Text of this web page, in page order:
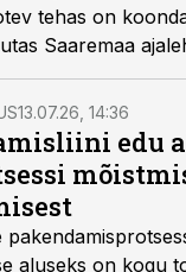
tehas on
22 inimesele, kirjutas
13.07.26, 14:36
edu
aluseks on kogu